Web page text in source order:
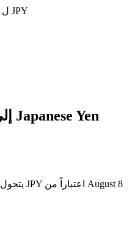
ل JPY
إلى Japanese Yen